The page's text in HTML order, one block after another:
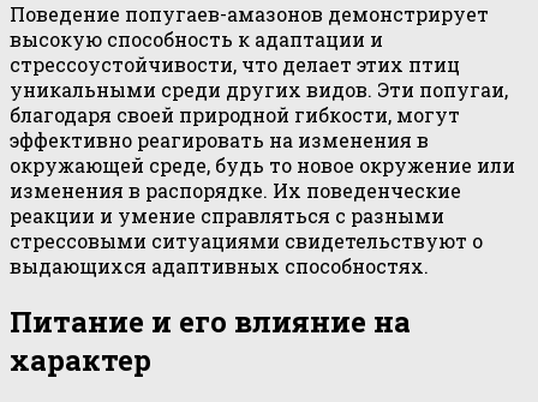
Поведение попугаев-амазонов демонстрирует
высокую способность к адаптации и
стрессоустойчивости, что делает этих птиц
уникальными среди других видов. Эти попугаи,
благодаря своей природной гибкости, могут
эффективно реагировать на изменения в
окружающей среде, будь то новое окружение или
изменения в распорядке. Их поведенческие
реакции и умение справляться с разными
стрессовыми ситуациями свидетельствуют о
выдающихся адаптивных способностях.
Питание и его влияние на
характер